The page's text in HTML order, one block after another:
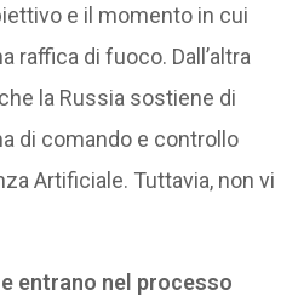
e il momento in cui
raffica di fuoco. Dall’altra
la Russia sostiene di
di comando e controllo
Artificiale. Tuttavia, non vi
entrano nel processo